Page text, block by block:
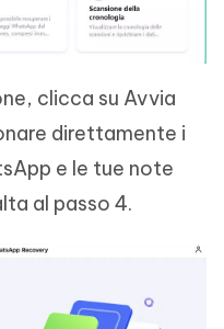
clicca su Avvia
direttamente i
e le tue note
al passo 4.